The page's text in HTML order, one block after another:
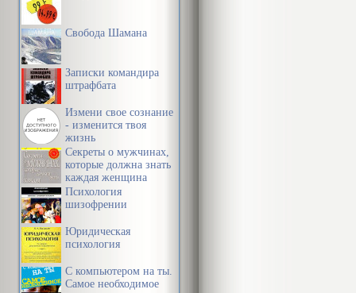
Свобода Шамана
Записки командира
штрафбата
Измени свое сознание
- изменится твоя
жизнь
Секреты о мужчинах,
которые должна знать
каждая женщина
Психология
шизофрении
Юридическая
психология
С компьютером на ты.
Самое необходимое